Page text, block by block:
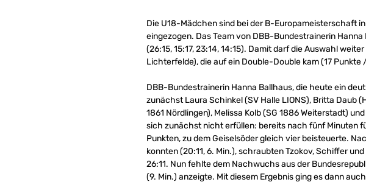
Die U18-Mädchen sind bei der B-Europameisterschaft
eingezogen. Das Team von DBB-Bundestrainerin
(26:15, 15:17, 23:14, 14:15). Damit darf die Auswahl
Lichterfelde), die auf ein Double-Double kam (17 Punkte
DBB-Bundestrainerin Hanna Ballhaus, die heute ein
zunächst Laura Schinkel (SV Halle LIONS), Britta Daub
1861 Nördlingen), Melissa Kolb (SG 1886 Weiterstadt)
sich zunächst nicht erfüllen: bereits nach fünf Minuten
Punkten, zu dem Geiselsöder gleich vier beisteuerte.
konnten (20:11, 6. Min.), schraubten Tzokov, Schiffer
26:11. Nun fehlte dem Nachwuchs aus der
(9. Min.) anzeigte. Mit diesem Ergebnis ging es dann